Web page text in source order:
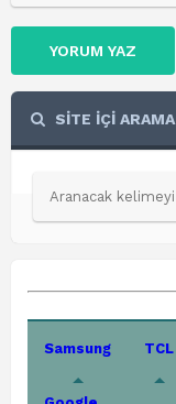
YORUM YAZ
SİTE İÇİ ARAMA
Samsung TCL